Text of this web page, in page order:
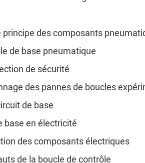
principe des composants
de base pneumatique
de sécurité
des pannes de boucles
de base
base en électricité
des composants électriques
de la boucle de contrôle